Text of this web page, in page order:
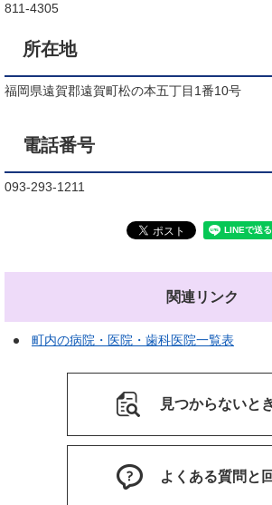
811-4305
所在地
福岡県遠賀郡遠賀町松の本五丁目1番10号
電話番号
093-293-1211
関連リンク
町内の病院・医院・歯科医院一覧表
見つからないと
よくある質問と